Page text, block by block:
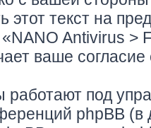
этот текст на
Antivirus >
ваше
под
phpBB